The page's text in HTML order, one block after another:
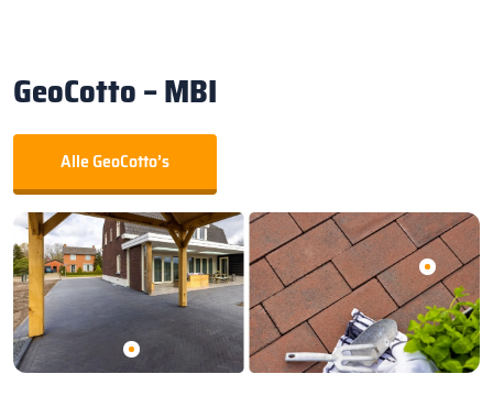
GeoCotto – MBI
Alle GeoCotto’s